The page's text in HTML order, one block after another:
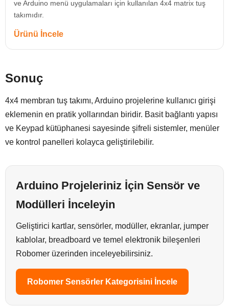
ve Arduino menü uygulamaları için kullanılan 4x4 matrix tuş
takımıdır.
Ürünü İncele
Sonuç
4x4 membran tuş takımı, Arduino projelerine kullanıcı girişi
eklemenin en pratik yollarından biridir. Basit bağlantı yapısı
ve Keypad kütüphanesi sayesinde şifreli sistemler, menüler
ve kontrol panelleri kolayca geliştirilebilir.
Arduino Projeleriniz İçin Sensör ve
Modülleri İnceleyin
Geliştirici kartlar, sensörler, modüller, ekranlar, jumper
kablolar, breadboard ve temel elektronik bileşenleri
Robomer üzerinden inceleyebilirsiniz.
Robomer Sensörler Kategorisini İncele